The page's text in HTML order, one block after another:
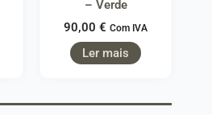
– Verde
90,00 € Com IVA
Ler mais